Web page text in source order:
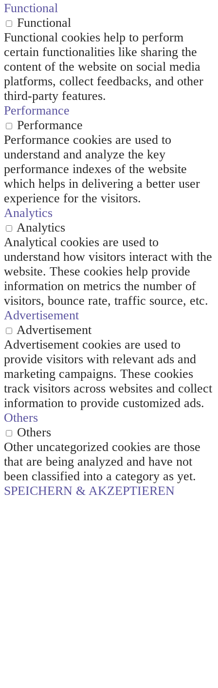
Functional
Functional
Functional cookies help to perform
certain functionalities like sharing the
content of the website on social media
platforms, collect feedbacks, and other
third-party features.
Performance
Performance
Performance cookies are used to
understand and analyze the key
performance indexes of the website
which helps in delivering a better user
experience for the visitors.
Analytics
Analytics
Analytical cookies are used to
understand how visitors interact with the
website. These cookies help provide
information on metrics the number of
visitors, bounce rate, traffic source, etc.
Advertisement
Advertisement
Advertisement cookies are used to
provide visitors with relevant ads and
marketing campaigns. These cookies
track visitors across websites and collect
information to provide customized ads.
Others
Others
Other uncategorized cookies are those
that are being analyzed and have not
been classified into a category as yet.
SPEICHERN & AKZEPTIEREN